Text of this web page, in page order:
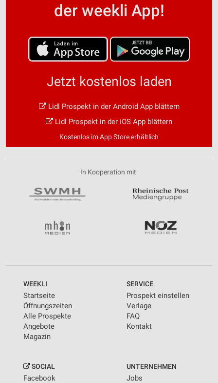
der weekli App!
Jetzt kostenlos laden
Lidl Prospekt in der Android App blättern
Lidl Prospekt in der iOS App blättern
Kostenlos im App Store erhältlich
In Kooperation mit:
WEEKLI
Startseite
Öffnungszeiten
Alle Prospekte
Angebote
Magazin
SERVICE
Prospekt einstellen
Verlage
FAQ
Kontakt
SOCIAL
Facebook
UNTERNEHMEN
Jobs